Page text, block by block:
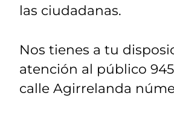
las ciudadanas.
Nos tienes a tu
atención al público
calle Agirrelanda